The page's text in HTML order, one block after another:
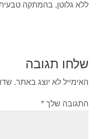
ללא גלוטן, בהמתקה
שלחו תגובה
האימייל לא יוצג באתר.
התגובה שלך *